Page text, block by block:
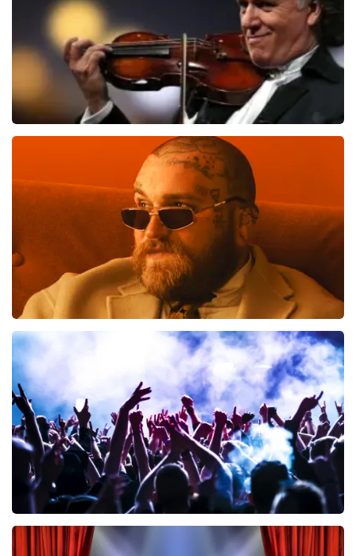
BESTEL NU
laatste 30 minuten
BESTEL NU
Teddy Swims
BESTEL NU
Megadeth